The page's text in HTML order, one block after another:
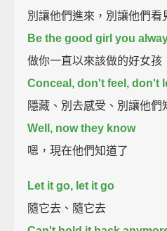
別讓他們進來，別讓他們看
Be the good girl you
做你一直以來該做的好女孩
Conceal, don't feel, don't
隱藏、別去感受、別讓他們
Well, now they know
嗯，現在他們知道了
Let it go, let it go
隨它去、隨它去